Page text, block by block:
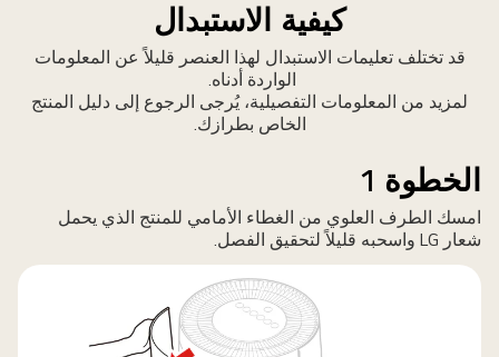
كيفية الاستبدال
قد تختلف تعليمات الاستبدال لهذا العنصر قليلاً عن المعلومات
الواردة أدناه.
لمزيد من المعلومات التفصيلية، يُرجى الرجوع إلى دليل المنتج
الخاص بطرازك.
الخطوة 1
امسك الطرف العلوي من الغطاء الأمامي للمنتج الذي يحمل
شعار LG واسحبه قليلاً لتحقيق الفصل.